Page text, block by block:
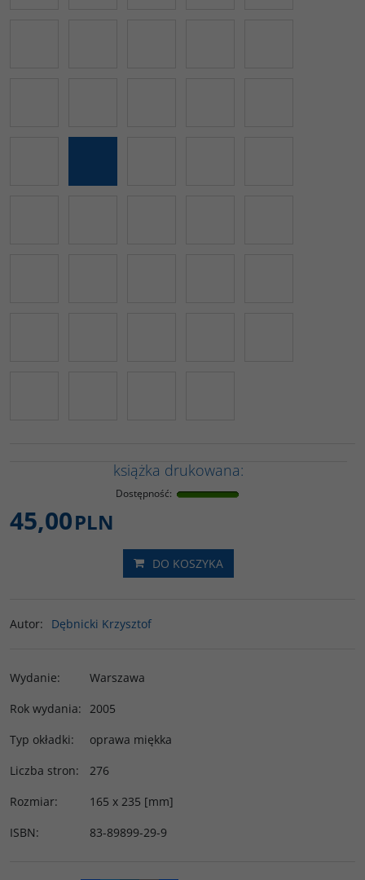
książka drukowana:
Dostępność:
45,00PLN
DO KOSZYKA
Autor: Dębnicki Krzysztof
Wydanie:
Warszawa
Rok wydania: 2005
Typ okładki:
oprawa miękka
Liczba stron:
276
Rozmiar:
165 x 235 [mm]
ISBN: 83-89899-29-9